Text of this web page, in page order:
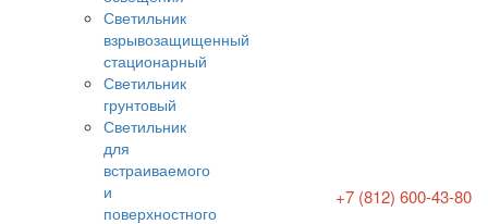
Светильник
взрывозащищенный
стационарный
Светильник
грунтовый
Светильник
для
встраиваемого
и
поверхностного
+7 (812) 600-43-80